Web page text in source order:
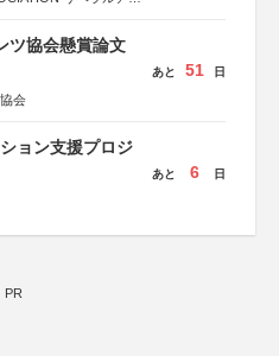
ツ協会懸賞論文
会
あと 51 日
ョン支援プロジ
あと 6 日
PR